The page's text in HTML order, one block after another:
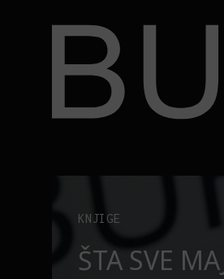
BURO.
LIFE
ZAŠTO
Zašto profesori treba da